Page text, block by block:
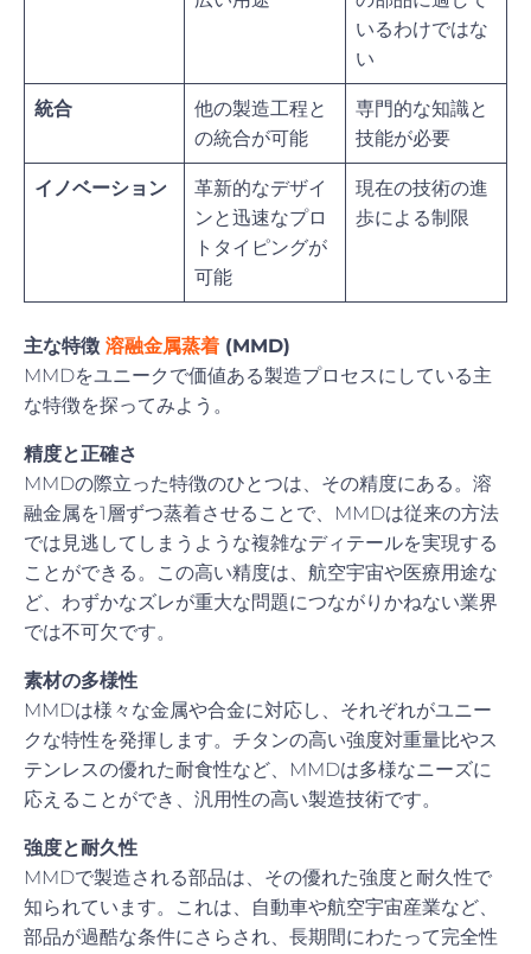
いるわけではな
い
統合
他の製造工程と
の統合が可能
専門的な知識と
技能が必要
イノベーション
革新的なデザイ
ンと迅速なプロ
トタイピングが
可能
現在の技術の進
歩による制限
主な特徴 溶融金属蒸着 (MMD)
MMDをユニークで価値ある製造プロセスにしている主
な特徴を探ってみよう。
精度と正確さ
MMDの際立った特徴のひとつは、その精度にある。溶
融金属を1層ずつ蒸着させることで、MMDは従来の方法
では見逃してしまうような複雑なディテールを実現する
ことができる。この高い精度は、航空宇宙や医療用途な
ど、わずかなズレが重大な問題につながりかねない業界
では不可欠です。
素材の多様性
MMDは様々な金属や合金に対応し、それぞれがユニー
クな特性を発揮します。チタンの高い強度対重量比やス
テンレスの優れた耐食性など、MMDは多様なニーズに
応えることができ、汎用性の高い製造技術です。
強度と耐久性
MMDで製造される部品は、その優れた強度と耐久性で
知られています。これは、自動車や航空宇宙産業など、
部品が過酷な条件にさらされ、長期間にわたって完全性